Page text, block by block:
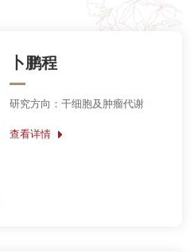
卜鹏程
研究方向：干细胞及肿瘤代谢
查看详情